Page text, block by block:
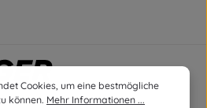
Cookies, um eine bestmögliche
können. Mehr Informationen ...